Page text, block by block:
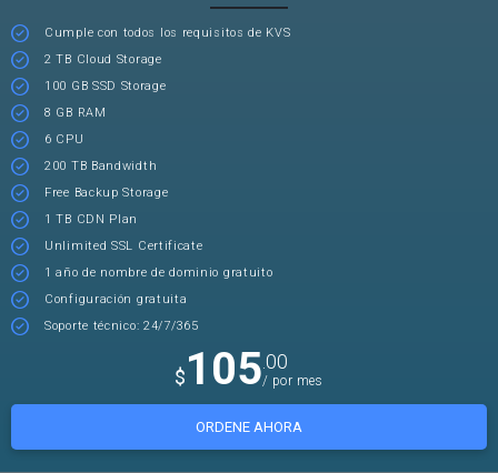
Cumple con todos los requisitos de KVS
2 TB Cloud Storage
100 GB SSD Storage
8 GB RAM
6 CPU
200 TB Bandwidth
Free Backup Storage
1 TB CDN Plan
Unlimited SSL Certificate
1 año de nombre de dominio gratuito
Configuración gratuita
Soporte técnico: 24/7/365
$105.00
/ por mes
ORDENE AHORA